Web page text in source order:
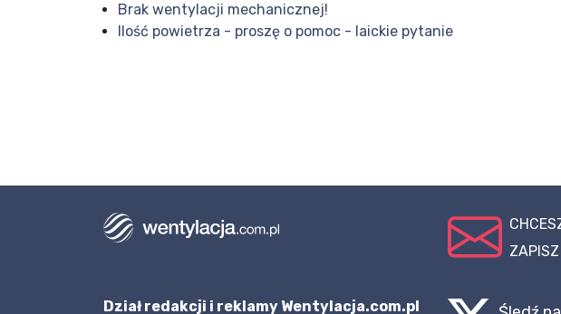
Brak wentylacji mechanicznej!
Ilość powietrza - proszę o pomoc - laickie pytanie
Dział redakcji i reklamy Wentylacja.com.pl